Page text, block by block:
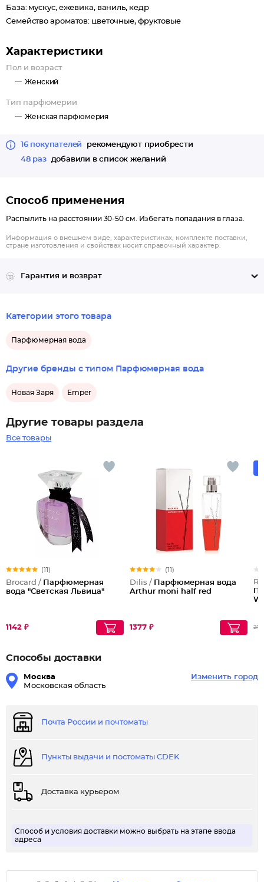
База: мускус, ежевика, ваниль, кедр
Семейство ароматов: цветочные, фруктовые
Характеристики
Пол и возраст
Женский
Тип парфюмерии
Женская парфюмерия
16 покупателей
рекомендуют приобрести
48 раз
добавили в список желаний
Способ применения
Распылить на расстоянии 30-50 см. Избегать попадания в глаза.
Информация о внешнем виде, характеристиках, комплекте поставки,
стране изготовления и свойствах носит справочный характер.
Гарантия и возврат
Категории этого товара
Парфюмерная вода
Другие бренды с типом Парфюмерная вода
Новая Заря Emper
Другие товары раздела
Все товары
(11)
Brocard / Парфюмерная
вода "Светская Львица"
1142 ₽
(11)
Dilis / Парфюмерная вода
Arthur moni half red
1377 ₽
Способы доставки
Москва
Московская область
Изменить город
Почта России и почтоматы
Пункты выдачи и постоматы CDEK
Доставка курьером
Способ и условия доставки можно выбрать на этапе ввода
адреса